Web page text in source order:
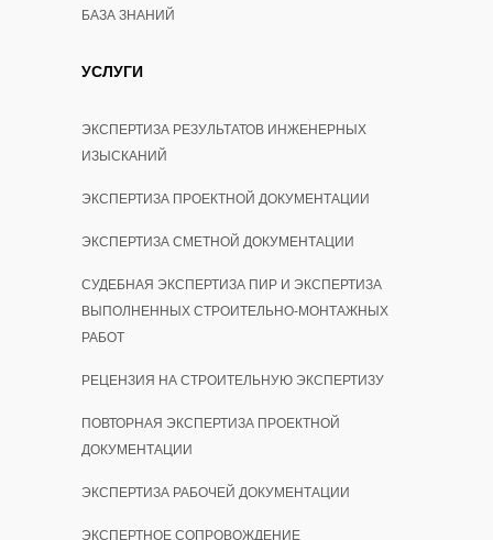
БАЗА ЗНАНИЙ
УСЛУГИ
ЭКСПЕРТИЗА РЕЗУЛЬТАТОВ ИНЖЕНЕРНЫХ
ИЗЫСКАНИЙ
ЭКСПЕРТИЗА ПРОЕКТНОЙ ДОКУМЕНТАЦИИ
ЭКСПЕРТИЗА СМЕТНОЙ ДОКУМЕНТАЦИИ
СУДЕБНАЯ ЭКСПЕРТИЗА ПИР И ЭКСПЕРТИЗА
ВЫПОЛНЕННЫХ СТРОИТЕЛЬНО-МОНТАЖНЫХ
РАБОТ
РЕЦЕНЗИЯ НА СТРОИТЕЛЬНУЮ ЭКСПЕРТИЗУ
ПОВТОРНАЯ ЭКСПЕРТИЗА ПРОЕКТНОЙ
ДОКУМЕНТАЦИИ
ЭКСПЕРТИЗА РАБОЧЕЙ ДОКУМЕНТАЦИИ
ЭКСПЕРТНОЕ СОПРОВОЖДЕНИЕ